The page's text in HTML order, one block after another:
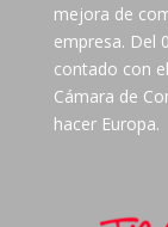
mejora de
empresa. Del
contado con
Cámara de
hacer Europa.